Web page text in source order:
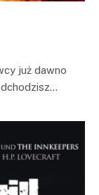
już dawno